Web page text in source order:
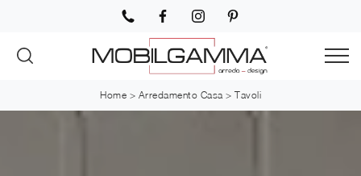
Home > Arredamento Casa > Tavoli